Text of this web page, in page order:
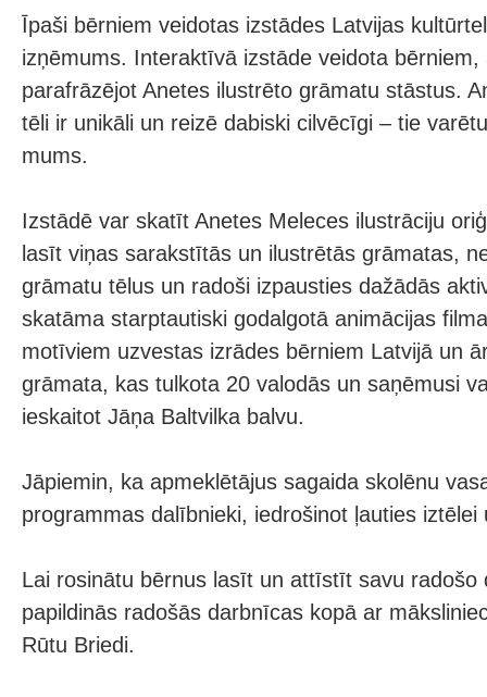
Īpaši bērniem veidotas izstādes Latvijas
izņēmums. Interaktīvā izstāde veidota
parafrāzējot Anetes ilustrēto grāmatu stāstus.
tēli ir unikāli un reizē dabiski cilvēcīgi – tie
mums.
Izstādē var skatīt Anetes Meleces ilustrāciju
lasīt viņas sarakstītās un ilustrētās grāmatas,
grāmatu tēlus un radoši izpausties dažādās
skatāma starptautiski godalgotā animācijas
motīviem uzvestas izrādes bērniem Latvijā un
grāmata, kas tulkota 20 valodās un saņēmusi
ieskaitot Jāņa Baltvilka balvu.
Jāpiemin, ka apmeklētājus sagaida skolēnu
programmas dalībnieki, iedrošinot ļauties
Lai rosinātu bērnus lasīt un attīstīt savu radošo
papildinās radošās darbnīcas kopā ar
Rūtu Briedi.